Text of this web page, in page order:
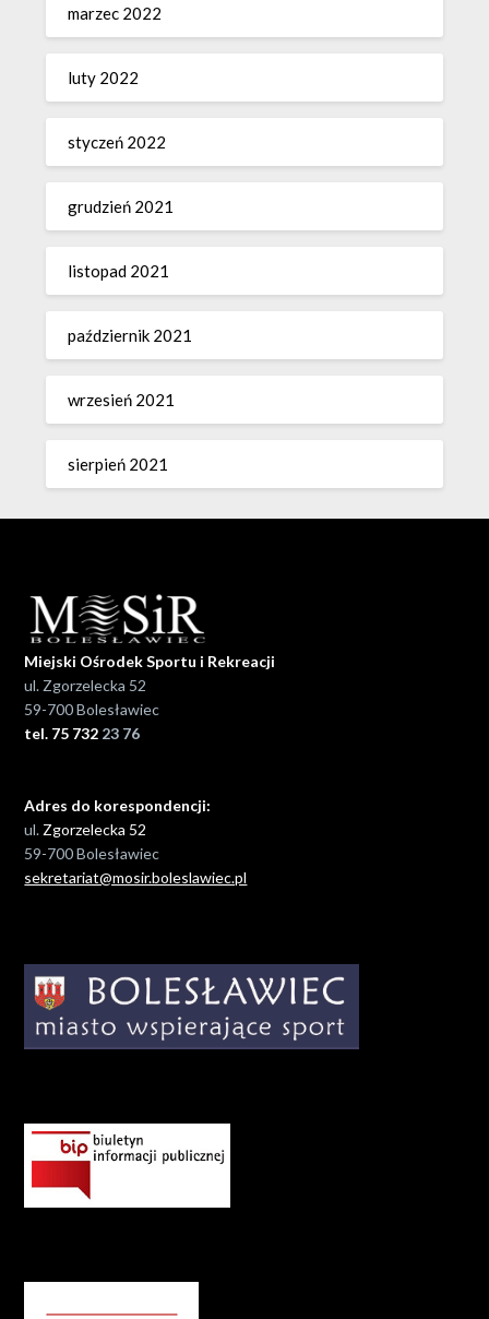
marzec 2022
luty 2022
styczeń 2022
grudzień 2021
listopad 2021
październik 2021
wrzesień 2021
sierpień 2021
Miejski Ośrodek Sportu i Rekreacji
ul. Zgorzelecka 52
59-700 Bolesławiec
tel. 75 732 23 76
Adres do korespondencji:
ul. Zgorzelecka 52
59-700 Bolesławiec
sekretariat@mosir.boleslawiec.pl